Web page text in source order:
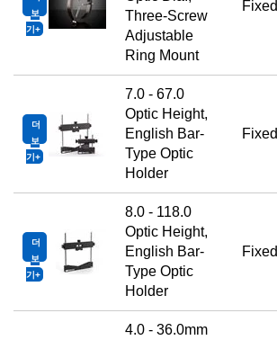
보
기
Three-Screw
Adjustable
Ring Mount
Fixed
더
보
기
7.0 - 67.0
Optic Height,
English Bar-
Type Optic
Holder
Fixed
더
보
기
8.0 - 118.0
Optic Height,
English Bar-
Type Optic
Holder
Fixed
4.0 - 36.0mm